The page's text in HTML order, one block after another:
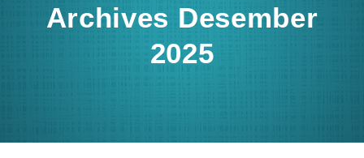
Archives Desember
2025